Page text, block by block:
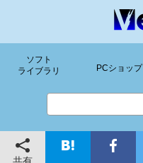
ソフト
ライブラリ
PCショップ